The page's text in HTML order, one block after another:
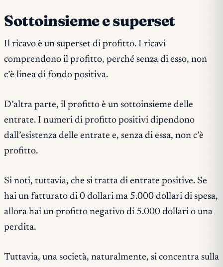
Sottoinsieme e superset
Il ricavo è un superset di profitto. I ricavi
comprendono il profitto, perché senza di esso, non
c’è linea di fondo positiva.
D’altra parte, il profitto è un sottoinsieme delle
entrate. I numeri di profitto positivi dipendono
dall’esistenza delle entrate e, senza di essa, non c’è
profitto.
Si noti, tuttavia, che si tratta di entrate positive. Se
hai un fatturato di 0 dollari ma 5.000 dollari di spesa,
allora hai un profitto negativo di 5.000 dollari o una
perdita.
Tuttavia, una società, naturalmente, si concentra sulla